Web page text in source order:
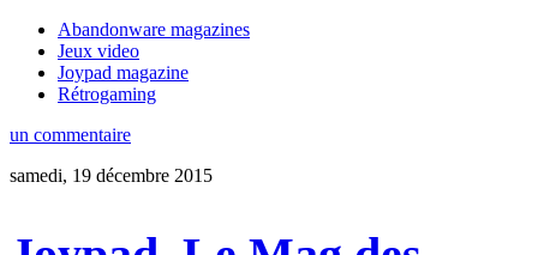
Abandonware magazines
Jeux video
Joypad magazine
Rétrogaming
un commentaire
samedi, 19 décembre 2015